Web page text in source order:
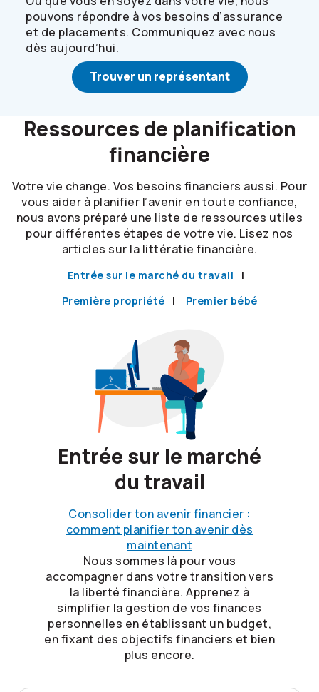
pouvons répondre à vos besoins d’assurance
et de placements. Communiquez avec nous
dès aujourd’hui.
Trouver un représentant
Ressources de planification
financière
Votre vie change. Vos besoins financiers aussi. Pour
vous aider à planifier l’avenir en toute confiance,
nous avons préparé une liste de ressources utiles
pour différentes étapes de votre vie. Lisez nos
articles sur la littératie financière.
Entrée sur le marché du travail
Première propriété
Premier bébé
Entrée sur le marché
du travail
Consolider ton avenir financier :
comment planifier ton avenir dès
maintenant
Nous sommes là pour vous
accompagner dans votre transition vers
la liberté financière. Apprenez à
simplifier la gestion de vos finances
personnelles en établissant un budget,
en fixant des objectifs financiers et bien
plus encore.